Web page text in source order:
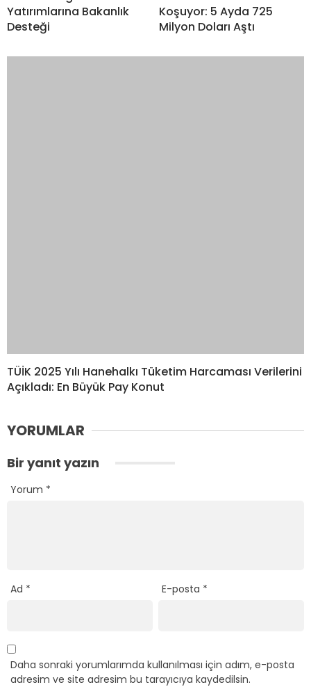
Yatırımlarına Bakanlık
Desteği
Koşuyor: 5 Ayda 725
Milyon Doları Aştı
TÜİK 2025 Yılı Hanehalkı Tüketim Harcaması Verilerini
Açıkladı: En Büyük Pay Konut
YORUMLAR
Bir yanıt yazın
Yorum *
Ad * E-posta *
Daha sonraki yorumlarımda kullanılması için adım, e-posta
adresim ve site adresim bu tarayıcıya kaydedilsin.